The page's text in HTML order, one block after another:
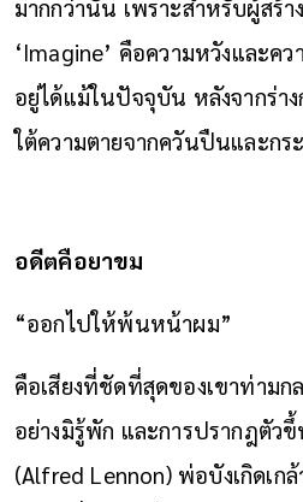
มากกว่านั้น เพราะสำหรับผู้สร้
‘Imagine’ คือความหวังและค
อยู่ได้แม้ในปัจจุบัน หลังจากร่า
ใต้ความตายจากควันปืนและก
อดีตคือยาขม
“ออกไปให้พ้นหน้าผม”
คือเสียงที่ชัดที่สุดของเขาท่ามก
อย่างมิรู้พัก และการปรากฎตัว
(Alfred Lennon) พ่อบังเกิดเ